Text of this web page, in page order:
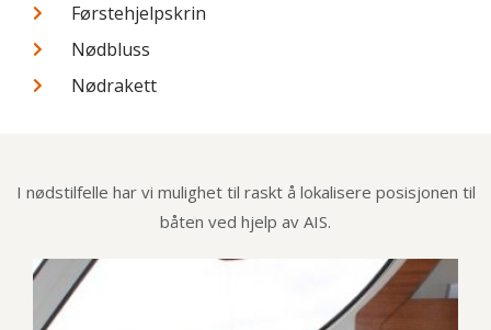
Førstehjelpskrin
Nødbluss
Nødrakett
I nødstilfelle har vi mulighet til raskt å lokalisere posisjonen til
båten ved hjelp av AIS.